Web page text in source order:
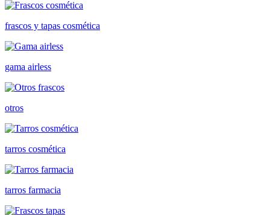
frascos y tapas cosmética
gama airless
otros
tarros cosmética
tarros farmacia